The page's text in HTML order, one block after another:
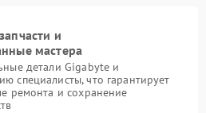
и
мастера
детали Gigabyte и
специалисты, что гарантирует
ремонта и сохранение